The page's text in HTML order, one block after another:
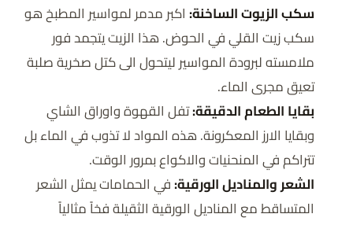
سكب الزيوت الساخنة:اكبر مدمر لمواسير المطبخ هو
سكب زيت القلي في الحوض. هذا الزيت يتجمد فور
ملامسته لبرودة المواسير ليتحول الى كتل صخرية صلبة
تعيق مجرى الماء.
بقايا الطعام الدقيقة:تفل القهوة واوراق الشاي
وبقايا الارز المعكرونة. هذه المواد لا تذوب في الماء بل
تتراكم في المنحنيات والاكواع بمرور الوقت.
الشعر والمناديل الورقية:في الحمامات يمثل الشعر
المتساقط مع المناديل الورقية الثقيلة فخاً مثالياً